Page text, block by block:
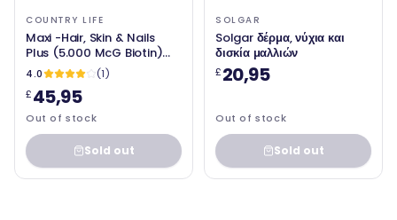
COUNTRY LIFE
Maxi -Hair, Skin & Nails
Plus (5.000 McG Biotin)
120 Χορτοφαγικές κάψουλες
- Χωρική ζωή
4.0
(1)
£45,95
Out of stock
Sold out
SOLGAR
Solgar δέρμα, νύχια και
δισκία μαλλιών
£20,95
Out of stock
Sold out